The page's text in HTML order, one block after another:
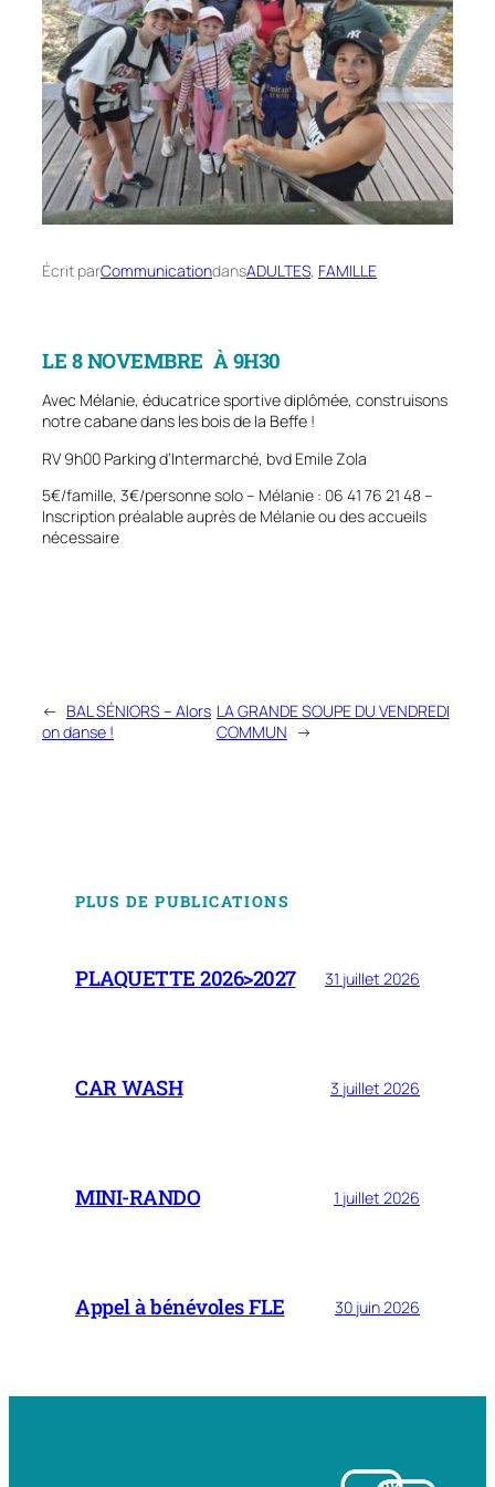
Écrit parCommunicationdansADULTES, FAMILLE
LE 8 NOVEMBRE À 9H30
Avec Mélanie, éducatrice sportive diplômée, construisons
notre cabane dans les bois de la Beffe !
RV 9h00 Parking d’Intermarché, bvd Emile Zola
5€/famille, 3€/personne solo – Mélanie : 06 41 76 21 48 –
Inscription préalable auprès de Mélanie ou des accueils
nécessaire
← BAL SÉNIORS – Alors
on danse !
LA GRANDE SOUPE DU VENDREDI
COMMUN →
PLUS DE PUBLICATIONS
PLAQUETTE 2026>2027 31 juillet 2026
CAR WASH 3 juillet 2026
MINI-RANDO 1 juillet 2026
Appel à bénévoles FLE 30 juin 2026